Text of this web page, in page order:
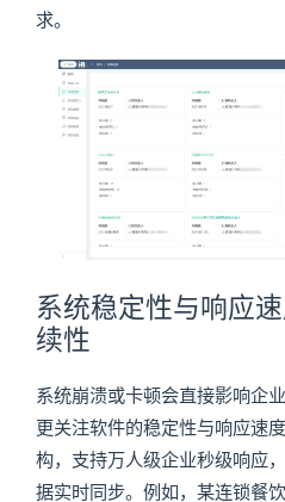
求。
系统稳定性与响应
续性
系统崩溃或卡顿会直接影响企
更关注软件的稳定性与响应速
构，支持万人级企业秒级响应
据实时同步。例如，某连锁餐